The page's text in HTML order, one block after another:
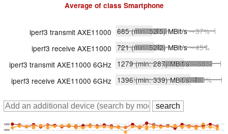
Average of class Smartphone
iperf3 transmit AXE11000 685(min: 52.5)MBit/s∼37%
iperf3 receive AXE11000 721(min: 52.2)MBit/s∼45%
iperf3 transmit AXE11000 6GHz 1279(min: 287)MBit/s∼68%
iperf3 receive AXE11000 6GHz 1396(min: 339)MBit/s∼83%
1800
1900